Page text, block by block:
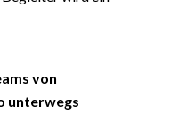
von
unterwegs